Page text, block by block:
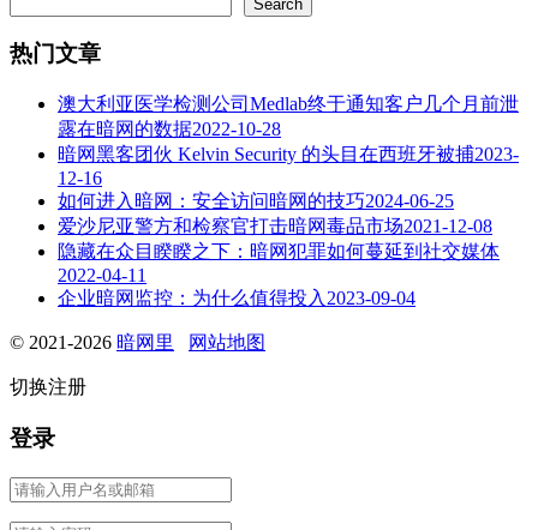
Search
热门文章
澳大利亚医学检测公司Medlab终于通知客户几个月前泄
露在暗网的数据2022-10-28
暗网黑客团伙 Kelvin Security 的头目在西班牙被捕2023-
12-16
如何进入暗网：安全访问暗网的技巧2024-06-25
爱沙尼亚警方和检察官打击暗网毒品市场2021-12-08
隐藏在众目睽睽之下：暗网犯罪如何蔓延到社交媒体
2022-04-11
企业暗网监控：为什么值得投入 2023-09-04
© 2021-2026 暗网里 网站地图
切换注册
登录